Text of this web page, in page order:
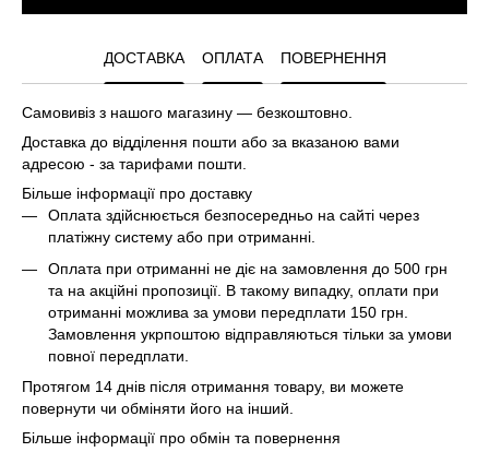
ДОСТАВКА ОПЛАТА ПОВЕРНЕННЯ
Самовивіз з нашого магазину — безкоштовно.
Доставка до відділення пошти або за вказаною вами
адресою - за тарифами пошти.
Більше інформації про доставку
Оплата здійснюється безпосередньо на сайті через
платіжну систему або при отриманні.
Оплата при отриманні не діє на замовлення до 500 грн
та на акційні пропозиції. В такому випадку, оплати при
отриманні можлива за умови передплати 150 грн.
Замовлення укрпоштою відправляються тільки за умови
повної передплати.
Протягом 14 днів після отримання товару, ви можете
повернути чи обміняти його на інший.
Більше інформації про обмін та повернення